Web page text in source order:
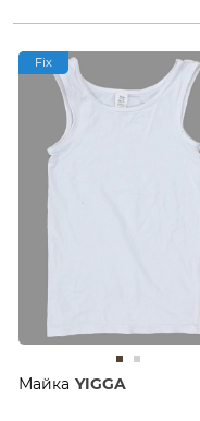
Fix
Майка YIGGA